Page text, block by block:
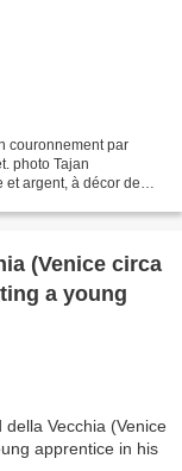
couronnement par
photo Tajan
argent, à décor de
(Venice circa
a young